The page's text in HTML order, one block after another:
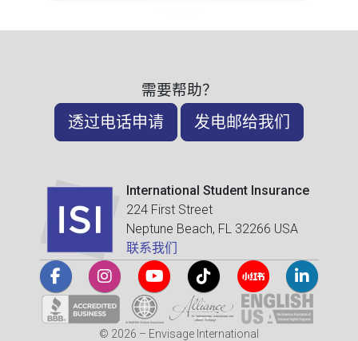
需要帮助？
透过电话申请 发电邮给我们
International Student Insurance
224 First Street
Neptune Beach, FL 32266 USA
联系我们
© 2026 – Envisage International